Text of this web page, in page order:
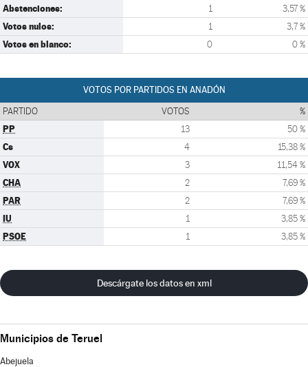
Abstenciones: 1 3,57 %
Votos nulos: 1 3,7 %
Votos en blanco: 0 0 %
VOTOS POR PARTIDOS EN ANADÓN
PARTIDO VOTOS %
PP 13 50 %
Cs 4 15,38 %
VOX 3 11,54 %
CHA 2 7,69 %
PAR 2 7,69 %
IU 1 3,85 %
PSOE 1 3,85 %
Descárgate los datos en xml
Municipios de Teruel
Abejuela